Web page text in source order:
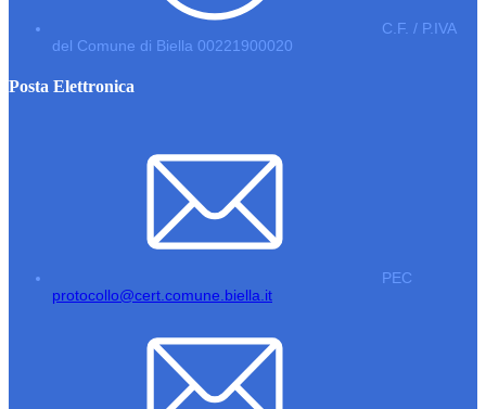
C.F. / P.IVA
del Comune di Biella 00221900020
Posta Elettronica
PEC
protocollo@cert.comune.biella.it